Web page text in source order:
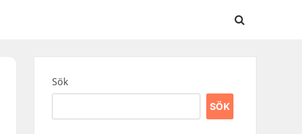
Sök
SÖK